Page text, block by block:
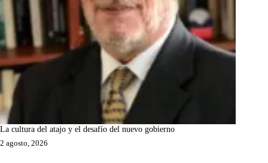
La cultura del atajo y el desafío del nuevo gobierno
2 agosto, 2026